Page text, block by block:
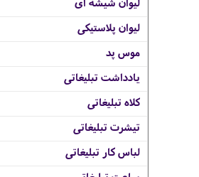
لیوان پلاستیکی
موس پد
یادداشت تبلیغاتی
کلاه تبلیغاتی
تیشرت تبلیغاتی
لباس کار تبلیغاتی